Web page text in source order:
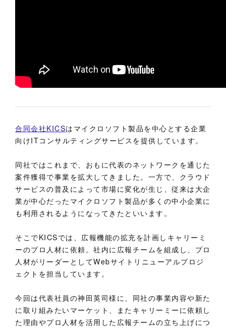
合同会社KICSはマイクロソフト製品を中心とする企業
向けITコンサルティングサービスを提供しています。
同社ではこれまで、おもに代表のネットワークを通じた
案件獲得で事業を拡大してきました。一方で、クラウド
サービスの普及によって市場に変化が生じ、従来は大企
業が中心だったマイクロソフト製品が多くの中小企業に
も利用されるようになってきたといいます。
そこでKICSでは、広報機能の拡充を計画しキャリーミ
ーのプロ人材に依頼。社内に広報チームを組成し、プロ
人材がリーダーとしてWebサイトリニューアルプロジ
ェクトを担当しています。
今回は代表社員の神田英司様に、同社の事業内容や新た
に取り組みたいマーケット、またキャリーミーに依頼し
た理由やプロ人材を活用した広報チームの立ち上げにつ